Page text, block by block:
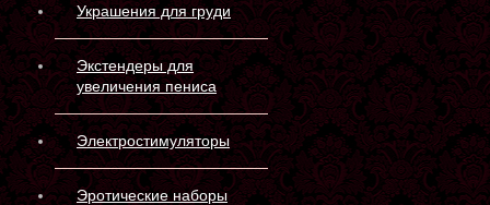
Украшения для груди
Экстендеры для
увеличения пениса
Электростимуляторы
Эротические наборы